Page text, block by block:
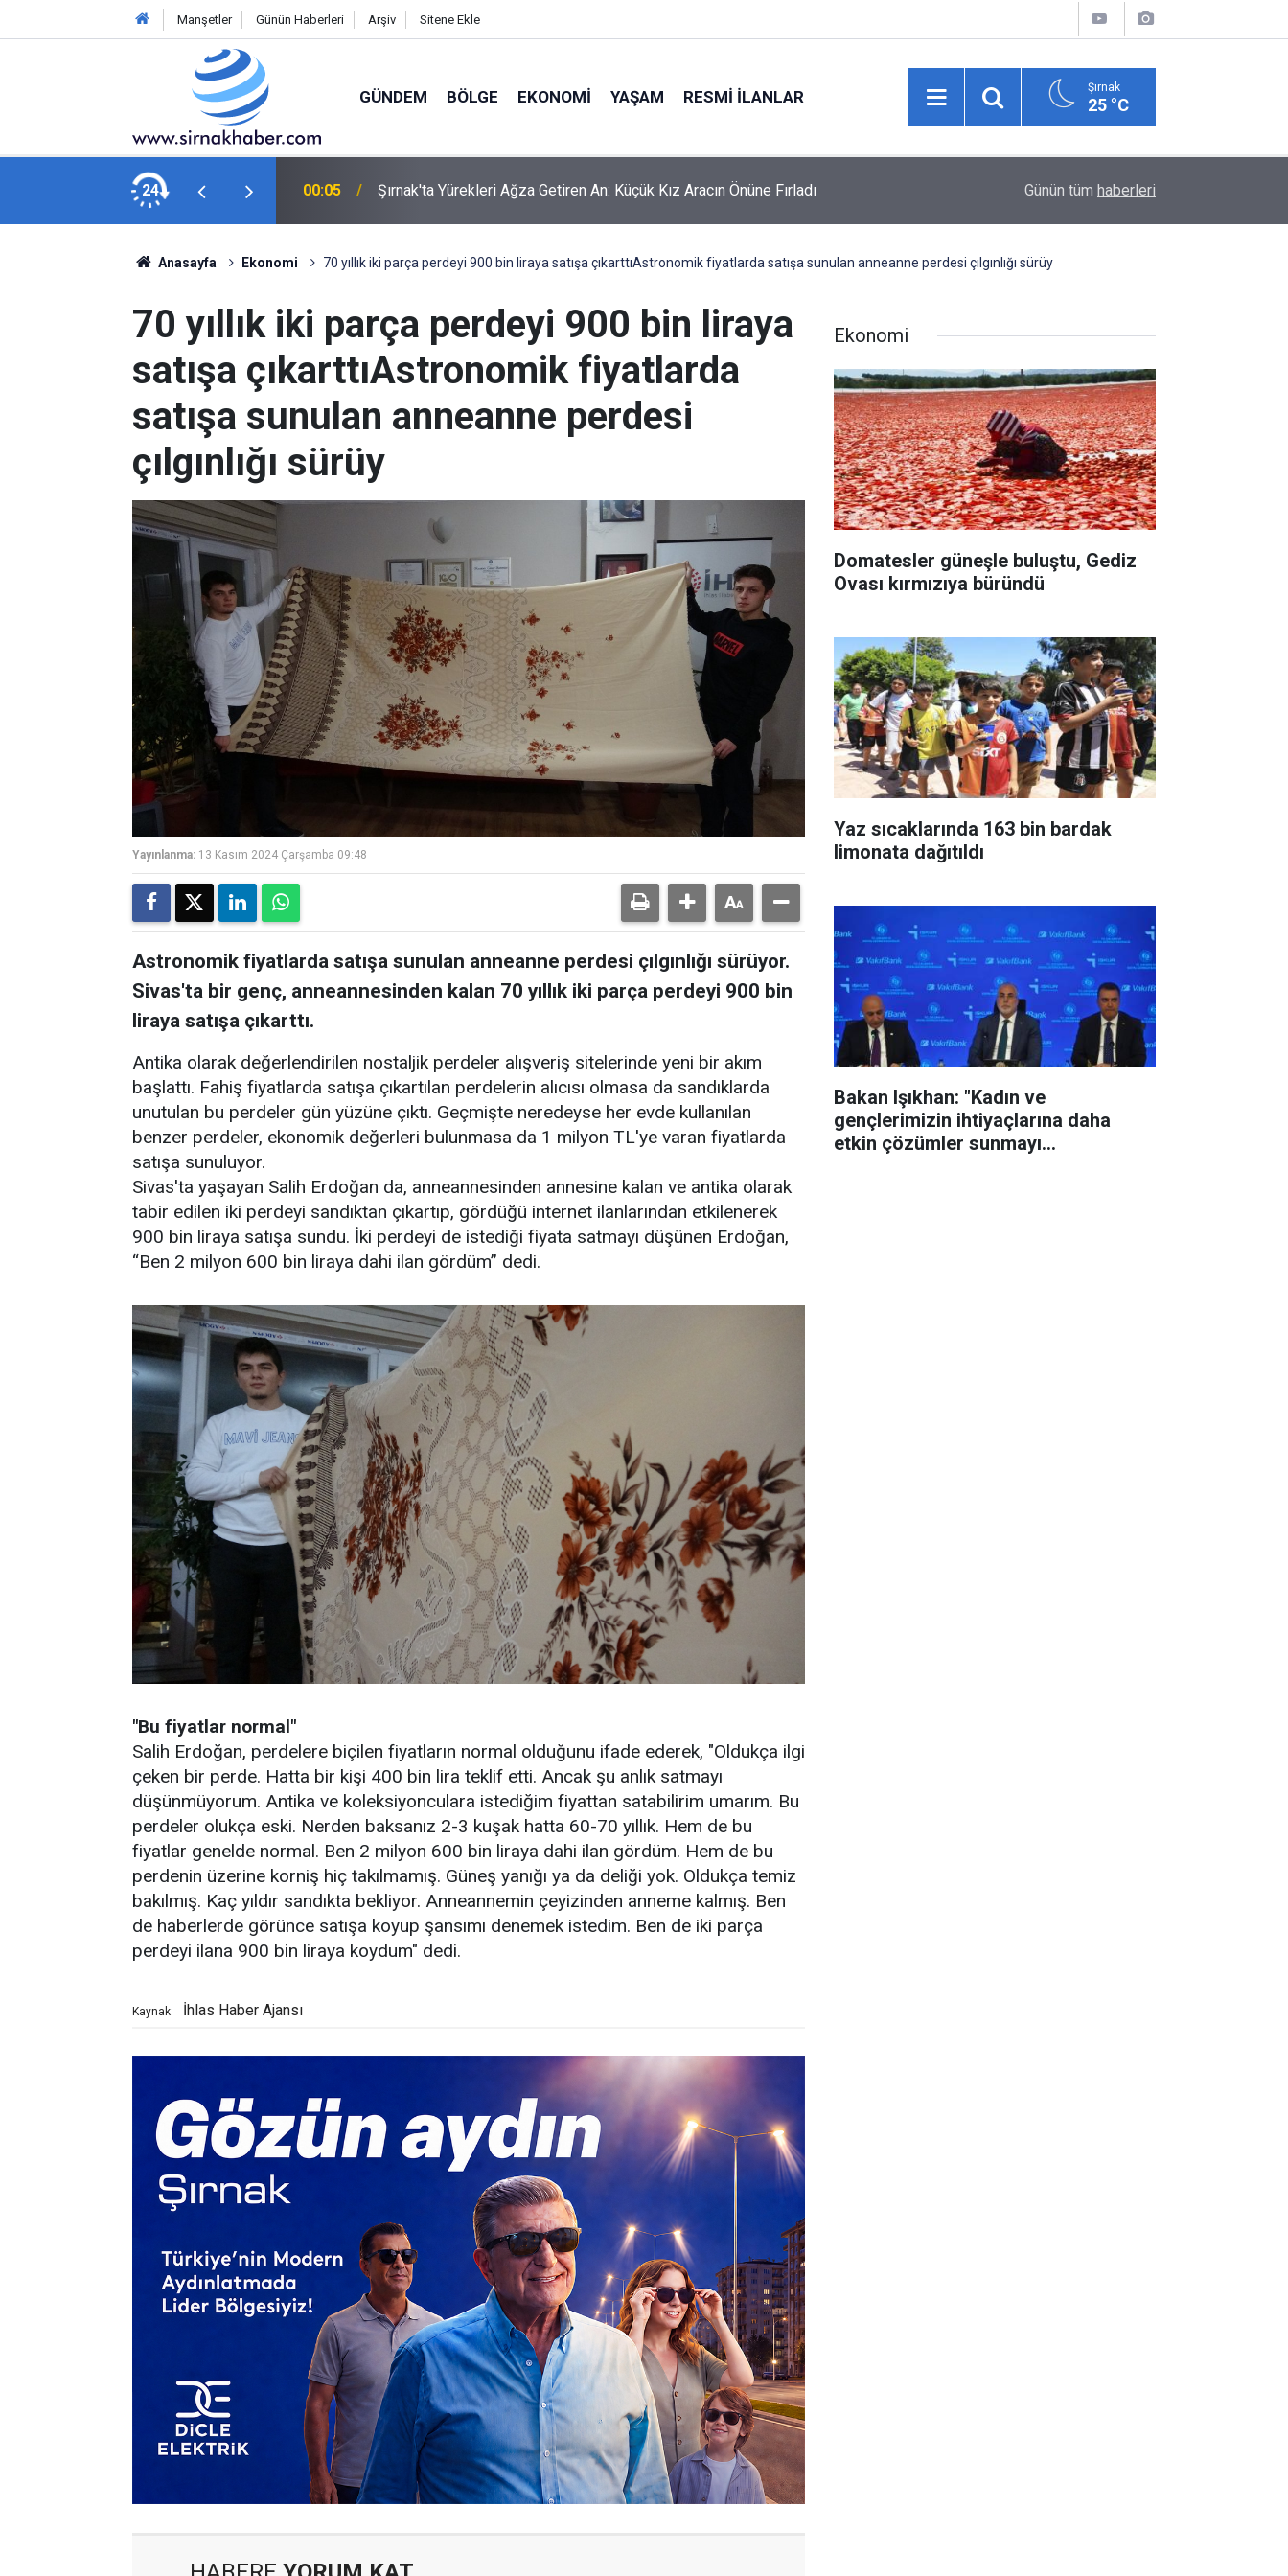
Manşetler Günün Haberleri Arşiv Sitene Ekle
GÜNDEM BÖLGE EKONOMI YAŞAM RESMI İLANLAR Şırnak
25 °C
24 00:05 Şırnak'ta Yürekleri Ağza Getiren An: Küçük Kız Aracın Önüne Fırladı Yazın serinlerken diş sağlığınızı tehlikeye
Günün tüm haberleri
Anasayfa Ekonomi 70 yıllık iki parça perdeyi 900 bin liraya satışa çıkarttıAstronomik fiyatlarda satışa sunulan anneanne perdesi çılgınlığı sürüy
70 yıllık iki parça perdeyi 900 bin liraya
satışa çıkarttıAstronomik fiyatlarda
satışa sunulan anneanne perdesi
çılgınlığı sürüy
Yayınlanma: 13 Kasım 2024 Çarşamba 09:48
Astronomik fiyatlarda satışa sunulan anneanne perdesi çılgınlığı sürüyor.
Sivas'ta bir genç, anneannesinden kalan 70 yıllık iki parça perdeyi 900 bin
liraya satışa çıkarttı.
Antika olarak değerlendirilen nostaljik perdeler alışveriş sitelerinde yeni bir akım
başlattı. Fahiş fiyatlarda satışa çıkartılan perdelerin alıcısı olmasa da sandıklarda
unutulan bu perdeler gün yüzüne çıktı. Geçmişte neredeyse her evde kullanılan
benzer perdeler, ekonomik değerleri bulunmasa da 1 milyon TL'ye varan fiyatlarda
satışa sunuluyor.
Sivas'ta yaşayan Salih Erdoğan da, anneannesinden annesine kalan ve antika olarak
tabir edilen iki perdeyi sandıktan çıkartıp, gördüğü internet ilanlarından etkilenerek
900 bin liraya satışa sundu. İki perdeyi de istediği fiyata satmayı düşünen Erdoğan,
“Ben 2 milyon 600 bin liraya dahi ilan gördüm” dedi.
"Bu fiyatlar normal"
Salih Erdoğan, perdelere biçilen fiyatların normal olduğunu ifade ederek, "Oldukça ilgi
çeken bir perde. Hatta bir kişi 400 bin lira teklif etti. Ancak şu anlık satmayı
düşünmüyorum. Antika ve koleksiyonculara istediğim fiyattan satabilirim umarım. Bu
perdeler olukça eski. Nerden baksanız 2-3 kuşak hatta 60-70 yıllık. Hem de bu
fiyatlar genelde normal. Ben 2 milyon 600 bin liraya dahi ilan gördüm. Hem de bu
perdenin üzerine korniş hiç takılmamış. Güneş yanığı ya da deliği yok. Oldukça temiz
bakılmış. Kaç yıldır sandıkta bekliyor. Anneannemin çeyizinden anneme kalmış. Ben
de haberlerde görünce satışa koyup şansımı denemek istedim. Ben de iki parça
perdeyi ilana 900 bin liraya koydum" dedi.
Kaynak: İhlas Haber Ajansı
Ekonomi
Domatesler güneşle buluştu, Gediz
Ovası kırmızıya büründü
Yaz sıcaklarında 163 bin bardak
limonata dağıtıldı
Bakan Işıkhan: "Kadın ve
gençlerimizin ihtiyaçlarına daha
etkin çözümler sunmayı